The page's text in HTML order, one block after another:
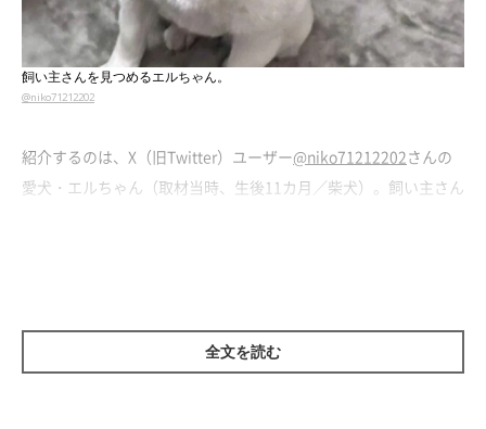
飼い主さんを見つめるエルちゃん。
@niko71212202
紹介するのは、X（旧Twitter）ユーザー@niko71212202さんの
愛犬・エルちゃん（取材当時、生後11カ月／柴犬）。飼い主さん
鼻水をすすり声を漏らして泣いていると、寝ていたエルちゃんが
ソワソワしながら起きてきて、そばに寄ってきたといいます。
全文を読む